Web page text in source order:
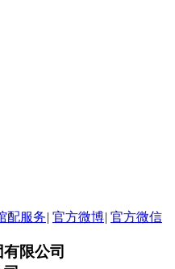
配服务| 官方微博| 官方微信
限公司